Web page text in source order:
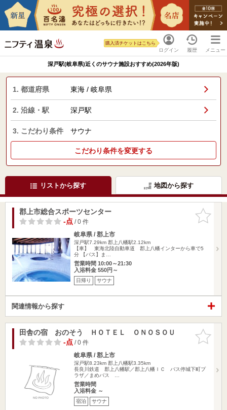
ログイン
購入済チケットはこちら
履歴 メニュー
深戸駅(岐阜県)近くのサウナ施設おすすめ(2026年版)
1. 都道府県 東海 / 岐阜県
2. 沿線・駅 深戸駅
3. こだわり条件 サウナ
こだわり条件を変更する
リストから探す 地図から探す
お気に入
りに追加
郡上市総合スポーツセンター
-点/ 0 件
岐阜県 / 郡上市
深戸駅7.29km 郡上八幡駅2.12km
【車】 東海北陸自動車道 郡上八幡インターから車で5
分 【バス】ま…
営業時間 10:00～21:30
入浴料金 550円～
日帰り サウナ
関連情報から探す
お気に入
りに追加
田舎の宿 おのそう ＨＯＴＥＬ ＯＮＯＳＯＵ
-点/ 0 件
岐阜県 / 郡上市
深戸駅8.23km 郡上八幡駅3.35km
長良川鉄道 郡上八幡駅／郡上八幡ＩＣ バス停城下町プ
ラザ／まめバス …
営業時間
入浴料金 ～
宿泊 サウナ